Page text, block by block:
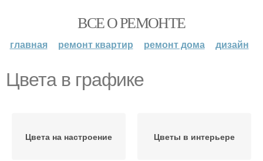
ВСЕ О РЕМОНТЕ
главная ремонт квартир ремонт дома дизайн
Цвета в графике
Цвета на настроение Цветы в интерьере